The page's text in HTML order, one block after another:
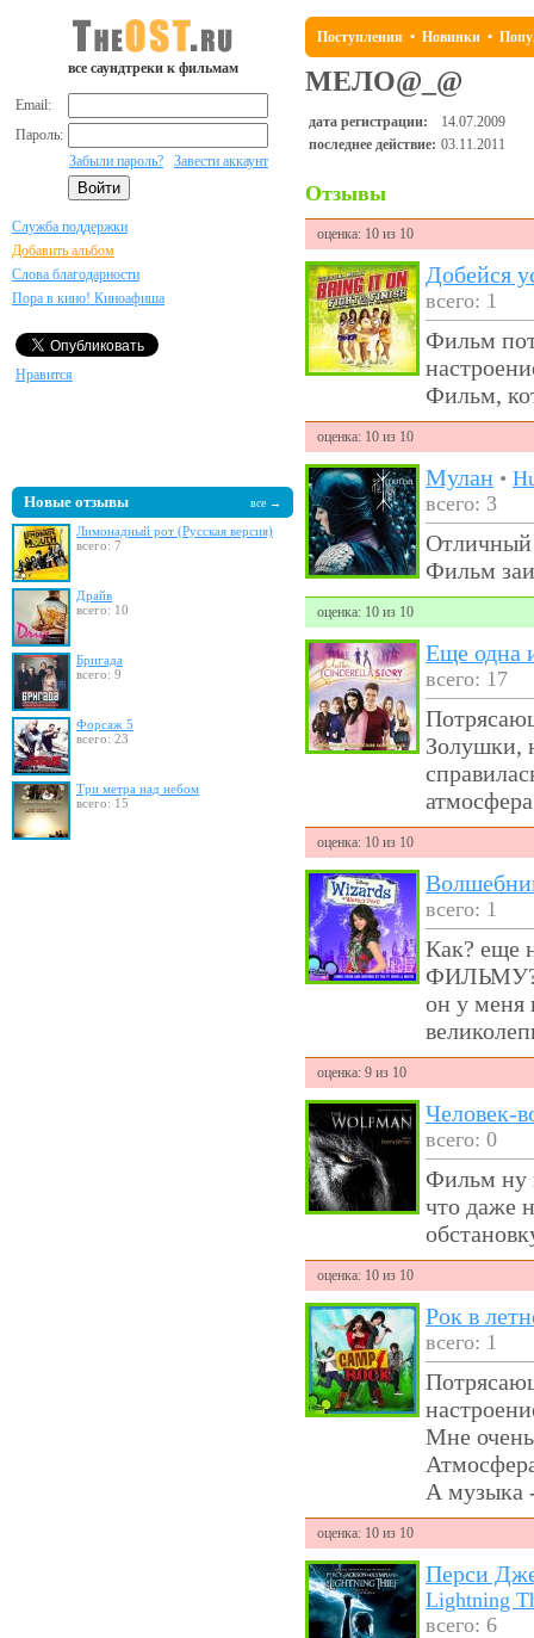
все саундтреки к фильмам
Email:
Пароль:
Забыли пароль?
Завести аккаунт
Служба поддержки
Добавить альбом
Слова благодарности
Пора в кино! Киноафиша
Нравится
Новые отзывы все →
Лимонадный рот (Русская версия)
всего: 7
Драйв
всего: 10
Бригада
всего: 9
Форсаж 5
всего: 23
Три метра над небом
всего: 15
Поступления • Новинки •
МЕЛО@_@
дата регистрации:
14.07.2009
последнее действие: 03.11.2011
Отзывы
оценка: 10 из 10
Добейся
всего: 1
Фильм
Фильм,
оценка: 10 из 10
Мулан •
всего: 3
Отличный
Фильм
оценка: 10 из 10
Еще одна
всего: 17
Золушки,
оценка: 10 из 10
всего: 1
Как?
он у меня
оценка: 9 из 10
Человек-
всего: 0
Фильм ну
что даже
оценка: 10 из 10
Рок в
всего: 1
Мне
А музыка
оценка: 10 из 10
Перси
Lightning
всего: 6